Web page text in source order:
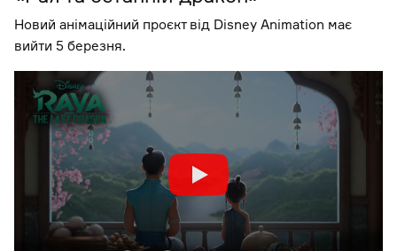
Новий анімаційний проєкт від Disney Animation має
вийти 5 березня.